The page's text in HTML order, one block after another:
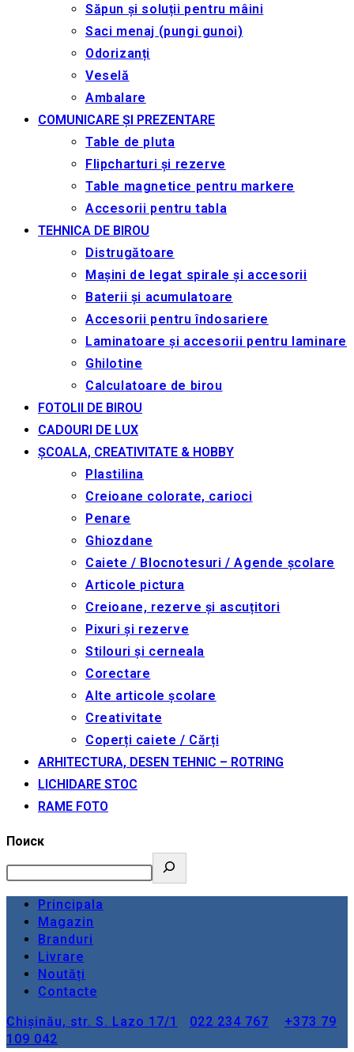
Săpun și soluții pentru mâini
Saci menaj (pungi gunoi)
Odorizanți
Veselă
Ambalare
COMUNICARE ȘI PREZENTARE
Table de pluta
Flipcharturi și rezerve
Table magnetice pentru markere
Accesorii pentru tabla
TEHNICA DE BIROU
Distrugătoare
Mașini de legat spirale și accesorii
Baterii și acumulatoare
Accesorii pentru îndosariere
Laminatoare și accesorii pentru laminare
Ghilotine
Calculatoare de birou
FOTOLII DE BIROU
CADOURI DE LUX
ȘCOALA, CREATIVITATE & HOBBY
Plastilina
Creioane colorate, carioci
Penare
Ghiozdane
Caiete / Blocnotesuri / Agende școlare
Articole pictura
Creioane, rezerve și ascuțitori
Pixuri și rezerve
Stilouri și cerneala
Corectare
Alte articole școlare
Creativitate
Coperți caiete / Cărți
ARHITECTURA, DESEN TEHNIC – ROTRING
LICHIDARE STOC
RAME FOTO
Поиск
Principala
Magazin
Branduri
Livrare
Noutăți
Contacte
Chișinău, str. S. Lazo 17/1
022 234 767
+373 79
109 042